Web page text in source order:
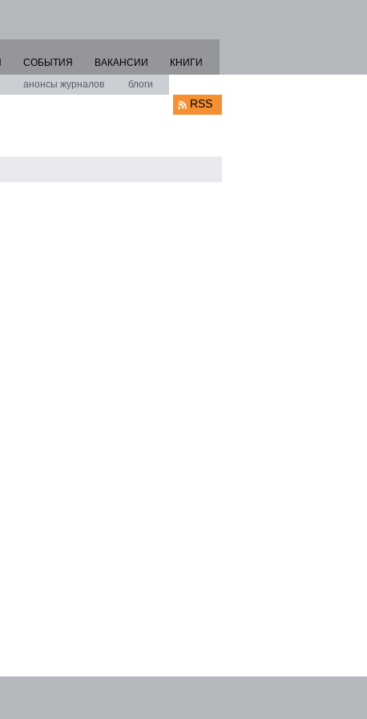
анонсы журналов блоги
СОБЫТИЯ ВАКАНСИИ КНИГИ
RSS